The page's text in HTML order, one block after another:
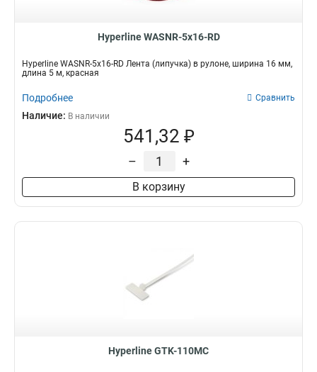
Hyperline WASNR-5x16-RD
Hyperline WASNR-5x16-RD Лента (липучка) в рулоне, ширина 16 мм,
длина 5 м, красная
Подробнее Сравнить
Наличие: В наличии
541,32 ₽
– +
В корзину
Hyperline GTK-110MC